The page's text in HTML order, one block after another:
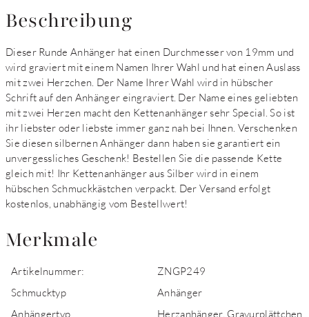
Beschreibung
Dieser Runde Anhänger hat einen Durchmesser von 19mm und
wird graviert mit einem Namen Ihrer Wahl und hat einen Auslass
mit zwei Herzchen. Der Name Ihrer Wahl wird in hübscher
Schrift auf den Anhänger eingraviert. Der Name eines geliebten
mit zwei Herzen macht den Kettenanhänger sehr Special. So ist
ihr liebster oder liebste immer ganz nah bei Ihnen. Verschenken
Sie diesen silbernen Anhänger dann haben sie garantiert ein
unvergessliches Geschenk! Bestellen Sie die passende Kette
gleich mit! Ihr Kettenanhänger aus Silber wird in einem
hübschen Schmuckkästchen verpackt. Der Versand erfolgt
kostenlos, unabhängig vom Bestellwert!
Merkmale
Artikelnummer:
ZNGP249
Schmucktyp
Anhänger
Anhängertyp
Herzanhänger, Gravurplättchen